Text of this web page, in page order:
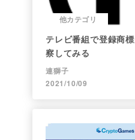
他カテゴリ
テレビ番組で登録商
察してみる
連獅子
2021/10/09